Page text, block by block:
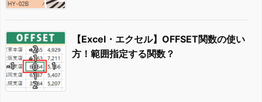
【Excel・エクセル】OFFSET関数の使い
方！範囲指定する関数？